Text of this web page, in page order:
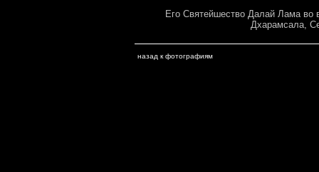
Его Святейшество Далай Лама во
Дхарамсала,
назад к фотографиям